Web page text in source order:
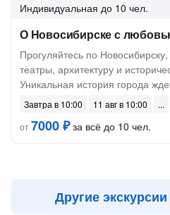
Индивидуальная до 10 чел.
О Новосибирске с
Прогуляйтесь по
театры, архитектуру и
Уникальная история города
Завтра в 10:00
11 авг в 10:00
от7000 ₽за всё до 10 чел.
Другие